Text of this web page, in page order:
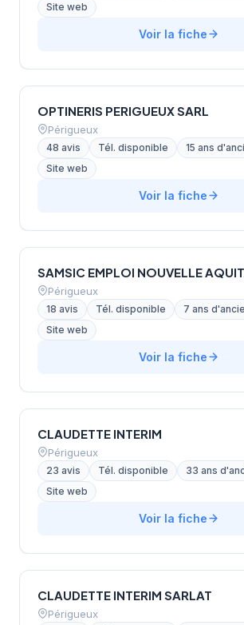
Site web
Voir la fiche
OPTINERIS PERIGUEUX SARL
Périgueux
48 avis Tél. disponible
15 ans
Site web
Voir la fiche
Périgueux
18 avis Tél. disponible
7 ans
Site web
Voir la fiche
CLAUDETTE INTERIM
Périgueux
23 avis Tél. disponible
33 ans
Site web
Voir la fiche
CLAUDETTE INTERIM SARLAT
Périgueux